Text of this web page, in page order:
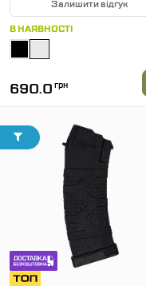
Залишити відгук
В НАЯВНОСТІ
690.0 грн